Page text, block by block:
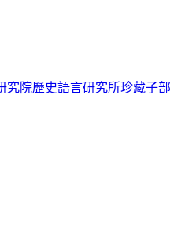
究院歷史語言研究所珍藏子部